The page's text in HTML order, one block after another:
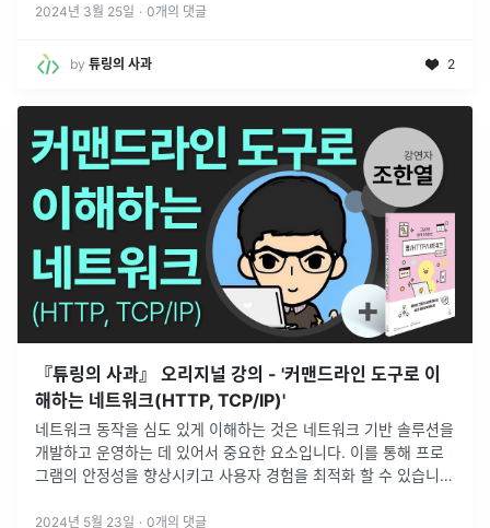
합니다.
2024년 3월 25일 · 0개의 댓글
by 튜링의 사과 2
『튜링의 사과』 오리지널 강의 - '커맨드라인 도구로 이
해하는 네트워크(HTTP, TCP/IP)'
네트워크 동작을 심도 있게 이해하는 것은 네트워크 기반 솔루션을
개발하고 운영하는 데 있어서 중요한 요소입니다. 이를 통해 프로
그램의 안정성을 향상시키고 사용자 경험을 최적화 할 수 있습니
수 있습니다.
2024년 5월 23일 · 0개의 댓글